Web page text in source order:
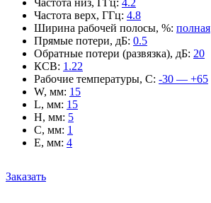
Частота низ, ГГц: 4.2
Частота верх, ГГц: 4.8
Ширина рабочей полосы, %: полная
Прямые потери, дБ: 0.5
Обратные потери (развязка), дБ: 20
КСВ: 1.22
Рабочие температуры, С: -30 — +65
W, мм: 15
L, мм: 15
H, мм: 5
C, мм: 1
E, мм: 4
Заказать